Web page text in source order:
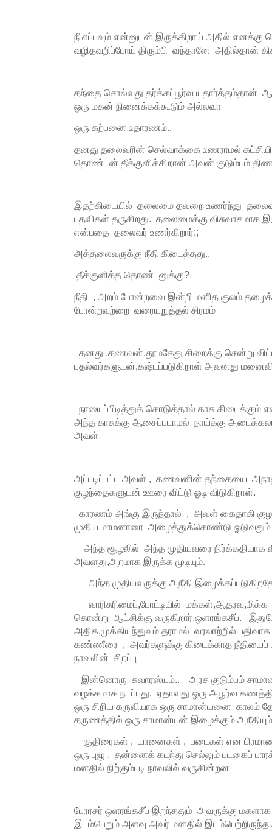
நீ எப்பவும் என்னுடன் இருக்கிறாய் அதில் எனக்கு
வழிதவறிப்போய் திரும்பி வந்தானே அதில்தான்
தந்தை சொல்வது தர்க்கப்பூர்வ யதார்த்தம்தான்
ஒரு மகன் நினைக்கக்கூடும் அல்லவா
ஒரு கற்பனை உதாரணம்..
தனது தலைவரின் செல்வாக்கை உணராமல்
தொண்டன் தீக்குளிக்கிறான் அவன் குடும்பம்
இதற்கிடையில் தலைமை தவறை உணர்ந்து
பதவிகள் தருகிறது. தலைமைக்கு
என்பதை தலைவர் உணர்கிறார்;;
அத்தலைவருக்கு நீதி கிடைத்தது..
தீக்குளித்த தொண்டனுக்கு?
நீதி , அறம் போன்றவை இன்றி மனித குலம்
போன்றவற்றை வரையறுத்தல் சிரமம்
தனது ,கணவன்,தூமகேது சிறைக்கு சென்று
புதல்வர்களுடன்,கஷ்டப்படுகிறாள் அவனது
நாயைப்பிடித்துக் கொடுத்தால் காசு கிடைக்கும்
அந்த காசுக்கு ஆசைப்படாமல் நாய்க்கு
அவள்
அப்படிப்பட்ட அவள் , கணவனின் தந்தையை
குழந்தைகளுடன் ஊரை விட்டு ஓடி விடுகிறாள்.
காரணம் அங்கு இருந்தால் , அவள் கைதாகி
முதிய மாமனாரை அழைத்துக்கொண்டு ஓடுவதும்
அந்த சூழலில் அந்த முதியவரை நிர்க்கதியாக
அவளது,அறமாக இருக்க முடியும்.
அந்த முதியவருக்கு அநீதி இழைக்கப்படுகிறதே
வாரிசுரிமைப்,போட்டியில்
கொன்று ஆட்சிக்கு வருகிறார்,ஒளரங்கசீப்.
அதிக,முக்கியந்துவம் தராமல் வரலாற்றில்
கண்ணீரை , அவர்களுக்கு கிடைக்காத நீதியைப்
நாவலின் சிறப்பு
இன்னொரு சுவாரஸ்யம்.. அரச குடும்பம்
வழக்கமாக நடப்பது. ஏதாவது ஒரு அபூர்வ
ஒரு சிறிய கருவியாக ஒரு சாமான்யனை காலம்
தருணத்தில் ஒரு சாமான்யன் இழைக்கும் அநீதியும்
குதிரைகள் , யானைகள் , படைகள் என
ஒரு புழு , தன்னைக் கடந்து செல்லும் படகைப்
மனதில் நிற்கும்படி நாவலில் வருகின்றன
பேரரசர் ஒளரங்கசீப் இறந்ததும் அவருக்கு
இடம்பெறும் அளவு அவர் மனதில்